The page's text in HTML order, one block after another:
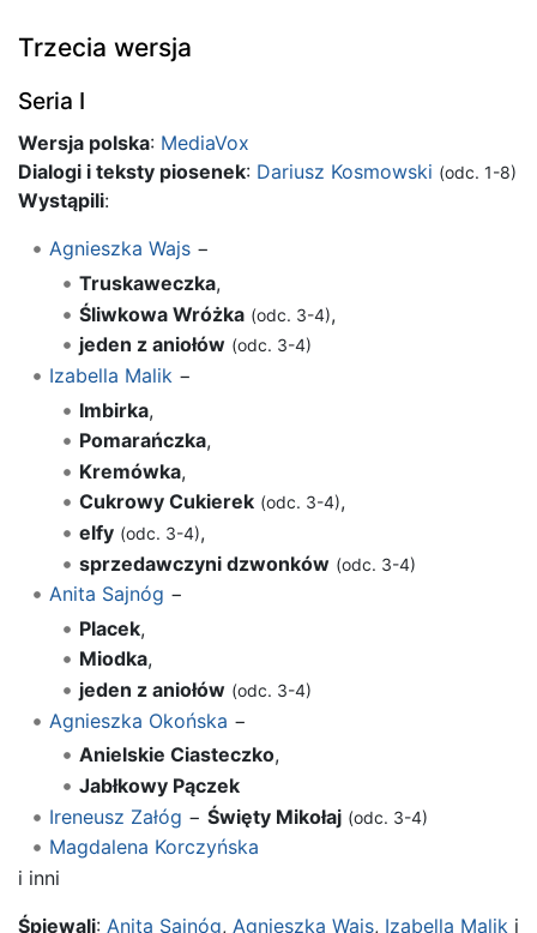
Trzecia wersja
Seria I
Wersja polska: MediaVox
Dialogi i teksty piosenek: Dariusz Kosmowski (odc. 1-8)
Wystąpili:
Agnieszka Wajs−
Truskaweczka,
Śliwkowa Wróżka (odc. 3-4),
jeden z aniołów (odc. 3-4)
Izabella Malik −
Imbirka,
Pomarańczka,
Kremówka,
Cukrowy Cukierek (odc. 3-4),
elfy (odc. 3-4),
sprzedawczyni dzwonków (odc. 3-4)
Anita Sajnóg −
Placek,
Miodka,
jeden z aniołów (odc. 3-4)
Agnieszka Okońska −
Anielskie Ciasteczko,
Jabłkowy Pączek
Ireneusz Załóg − Święty Mikołaj (odc. 3-4)
Magdalena Korczyńska
i inni
Śpiewali: Anita Sajnóg, Agnieszka Wajs, Izabella Malik i